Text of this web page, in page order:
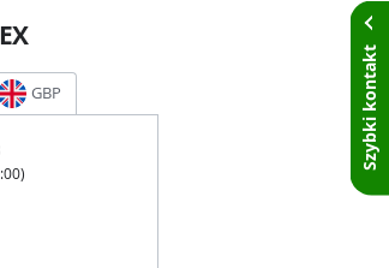
GBP
)
Szybki kontakt